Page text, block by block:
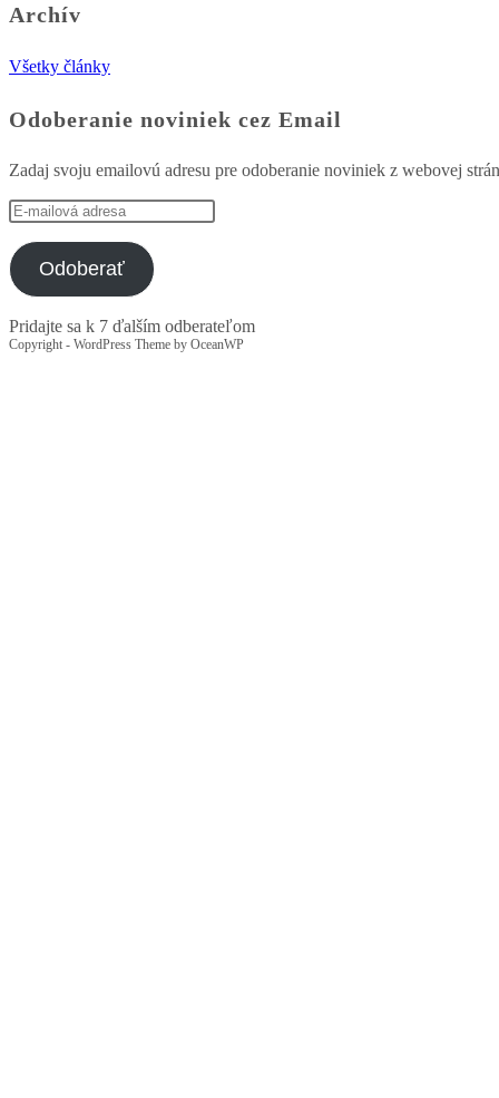
Archív
Všetky články
Odoberanie noviniek cez Email
Zadaj svoju emailovú adresu pre odoberanie noviniek z webovej
E-
adresa
Odoberať
Pridajte sa k 7 ďalším odberateľom
Copyright - WordPress Theme by OceanWP